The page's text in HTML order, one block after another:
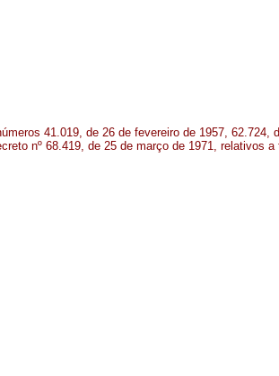
41.019, de 26 de fevereiro de 1957, 62.724,
nº 68.419, de 25 de março de 1971, relativos